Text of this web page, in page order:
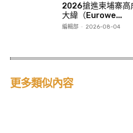
2026搶進柬埔寨高
大緯（Eurowe...
編輯部 - 2026-08-04
更多類似內容